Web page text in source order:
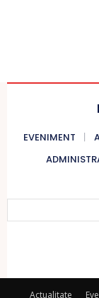
EVENIMENT
Actualitate